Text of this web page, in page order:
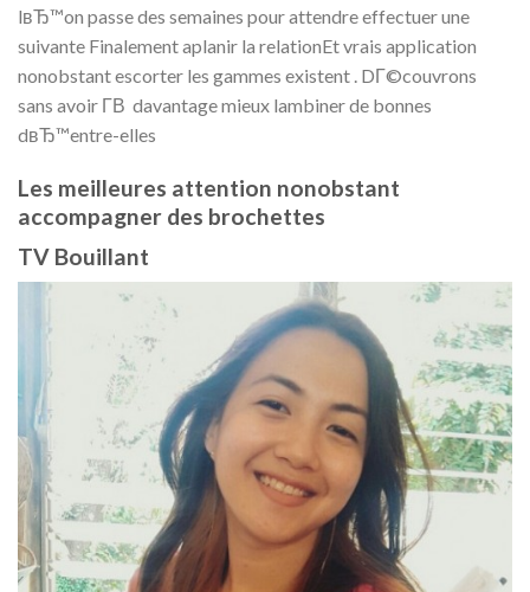
lвЂ™on passe des semaines pour attendre effectuer une
suivante Finalement aplanir la relationEt vrais application
nonobstant escorter les gammes existent . DГ©couvrons
sans avoir Г­В davantage mieux lambiner de bonnes
dвЂ™entre-elles
Les meilleures attention nonobstant
accompagner des brochettes
TV Bouillant